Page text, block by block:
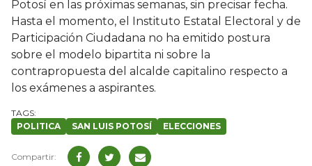
Potosí en las próximas semanas, sin precisar fecha.
Hasta el momento, el Instituto Estatal Electoral y de
Participación Ciudadana no ha emitido postura
sobre el modelo bipartita ni sobre la
contrapropuesta del alcalde capitalino respecto a
los exámenes a aspirantes.
POLITICA SAN LUIS POTOSÍ ELECCIONES